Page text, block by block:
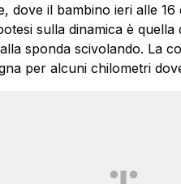
dove il bambino ieri alle
sulla dinamica è quella
sponda scivolando. La
per alcuni chilometri